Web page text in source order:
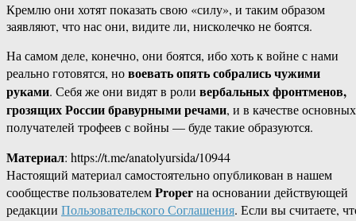
Кремлю они хотят показать свою «силу», и таким образом
заявляют, что нас они, видите ли, нисколечко не боятся.
На самом деле, конечно, они боятся, ибо хоть к войне с нами
реально готовятся, новоевать опять собрались чужими
руками. Себя же они видят в роли вербальных фронтменов,
грозящих России бравурными речами, и в качестве основных
получателей трофеев с войны — буде такие образуются.
Материал: https://t.me/anatolyursida/10944
Настоящий материал самостоятельно опубликован в нашем
сообществе пользователемProperна основании действующей
редакции Пользовательского Соглашения. Если вы считаете,